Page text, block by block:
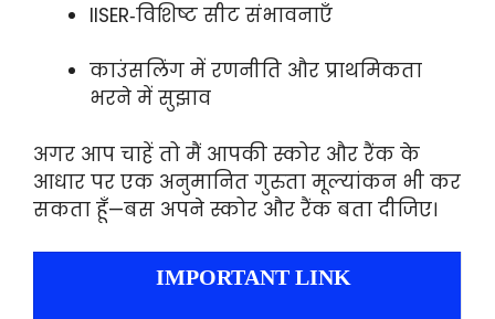
IISER‑विशिष्ट सीट संभावनाएँ
काउंसलिंग में रणनीति और प्राथमिकता
भरने में सुझाव
अगर आप चाहें तो मैं आपकी स्कोर और रैंक के
आधार पर एक अनुमानित गुरुता मूल्यांकन भी कर
सकता हूँ—बस अपने स्कोर और रैंक बता दीजिए।
IMPORTANT LINK